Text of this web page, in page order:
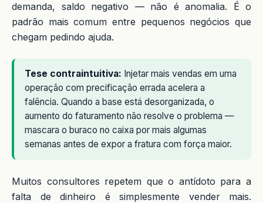
demanda, saldo negativo — não é anomalia. É o
padrão mais comum entre pequenos negócios que
chegam pedindo ajuda.
Tese contraintuitiva: Injetar mais vendas em uma
operação com precificação errada acelera a
falência. Quando a base está desorganizada, o
aumento do faturamento não resolve o problema —
mascara o buraco no caixa por mais algumas
semanas antes de expor a fratura com força maior.
Muitos consultores repetem que o antídoto para a
falta de dinheiro é simplesmente vender mais.